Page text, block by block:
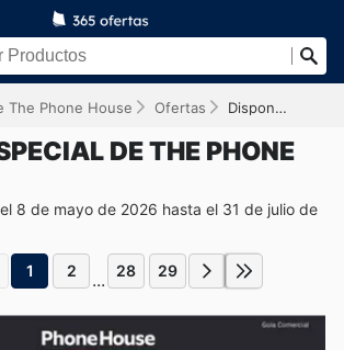
The Phone House Ofertas Disponible hasta el 31/07/2026
DE THE PHONE
8 de mayo de 2026 hasta el 31 de julio de
1 2 ... 28 29